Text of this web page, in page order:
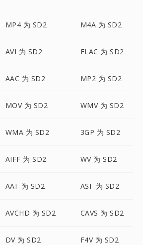
MP4 为 SD2 M4A 为 SD2
AVI 为 SD2 FLAC 为 SD2
AAC 为 SD2 MP2 为 SD2
MOV 为 SD2 WMV 为 SD2
WMA 为 SD2 3GP 为 SD2
AIFF 为 SD2 WV 为 SD2
AAF 为 SD2 ASF 为 SD2
AVCHD 为 SD2 CAVS 为 SD2
DV 为 SD2 F4V 为 SD2